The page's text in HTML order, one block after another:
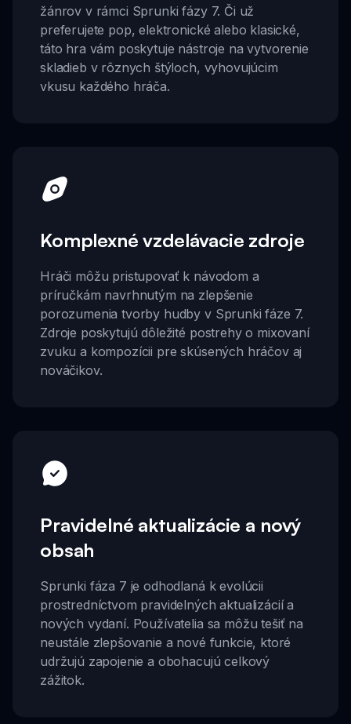
žánrov v rámci Sprunki fázy 7. Či už
preferujete pop, elektronické alebo klasické,
táto hra vám poskytuje nástroje na vytvorenie
skladieb v rôznych štýloch, vyhovujúcim
vkusu každého hráča.
Komplexné vzdelávacie zdroje
Hráči môžu pristupovať k návodom a
príručkám navrhnutým na zlepšenie
porozumenia tvorby hudby v Sprunki fáze 7.
Zdroje poskytujú dôležité postrehy o mixovaní
zvuku a kompozícii pre skúsených hráčov aj
nováčikov.
Pravidelné aktualizácie a nový
obsah
Sprunki fáza 7 je odhodlaná k evolúcii
prostredníctvom pravidelných aktualizácií a
nových vydaní. Používatelia sa môžu tešiť na
neustále zlepšovanie a nové funkcie, ktoré
udržujú zapojenie a obohacujú celkový
zážitok.